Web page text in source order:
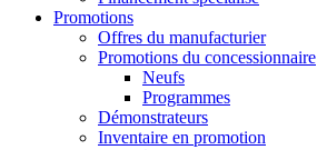
Promotions
Offres du manufacturier
Promotions du concessionnaire
Neufs
Programmes
Démonstrateurs
Inventaire en promotion